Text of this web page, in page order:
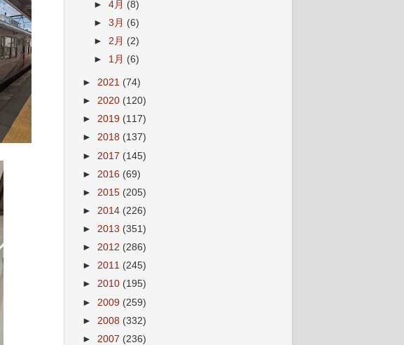
►4月 (8)
►3月 (6)
►2月 (2)
► 1月 (6)
► 2021 (74)
► 2020 (120)
► 2019 (117)
► 2018 (137)
► 2017 (145)
► 2016 (69)
► 2015 (205)
► 2014 (226)
► 2013 (351)
► 2012 (286)
► 2011 (245)
► 2010 (195)
► 2009 (259)
► 2008 (332)
► 2007 (236)